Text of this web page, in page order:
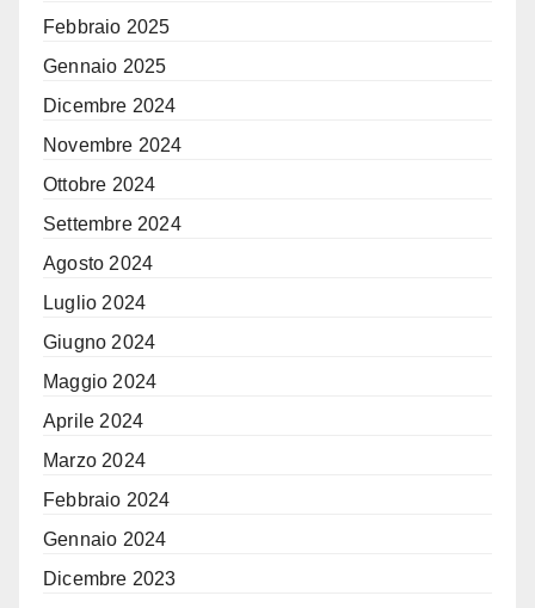
Febbraio 2025
Gennaio 2025
Dicembre 2024
Novembre 2024
Ottobre 2024
Settembre 2024
Agosto 2024
Luglio 2024
Giugno 2024
Maggio 2024
Aprile 2024
Marzo 2024
Febbraio 2024
Gennaio 2024
Dicembre 2023